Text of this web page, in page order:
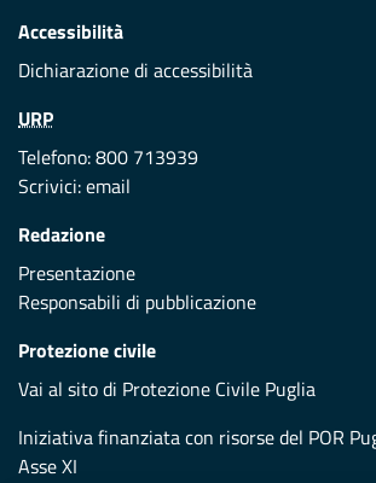
Accessibilità
Dichiarazione di accessibilità
URP
Telefono: 800 713939
Scrivici:email
Redazione
Presentazione
Responsabili di pubblicazione
Protezione civile
Vai al sito di Protezione Civile Puglia
Iniziativa finanziata con risorse del POR
Asse XI